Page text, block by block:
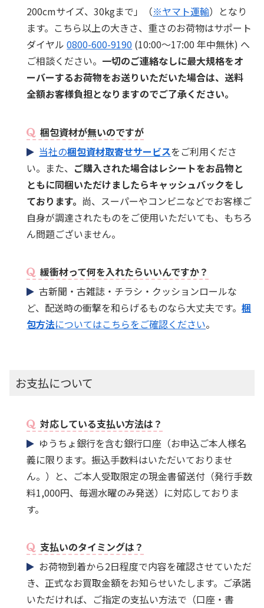
200cmサイズ、30kgまで」（※ヤマト運輸）となり
ます。こちら以上の大きさ、重さのお荷物はサポート
ダイヤル0800-600-9190 (10:00～17:00 年中無休) へ
ご相談ください。 一切のご連絡なしに最大規格をオ
ーバーするお荷物をお送りいただいた場合は、送料
全額お客様負担となりますのでご了承ください。
梱包資材が無いのですが
当社の梱包資材取寄せサービスをご利用くださ
い。また、 ご購入された場合はレシートをお品物と
ともに同梱いただけましたらキャッシュバックをし
ております。 尚、スーパーやコンビニなどでお客様ご
自身が調達されたものをご使用いただいても、もちろ
ん問題ございません。
緩衝材って何を入れたらいいんですか？
古新聞・古雑誌・チラシ・クッションロールな
ど、配送時の衝撃を和らげるものなら大丈夫です。梱
包方法についてはこちらをご確認ください。
お支払について
対応している支払い方法は？
ゆうちょ銀行を含む銀行口座（お申込ご本人様名
義に限ります。振込手数料はいただいておりませ
ん。）と、ご本人受取限定の現金書留送付（発行手数
料1,000円、毎週水曜のみ発送）に対応しておりま
す。
支払いのタイミングは？
お荷物到着から2日程度で内容を確認させていただ
き、正式なお買取金額をお知らせいたします。ご承諾
いただければ、ご指定の支払い方法で（口座・書